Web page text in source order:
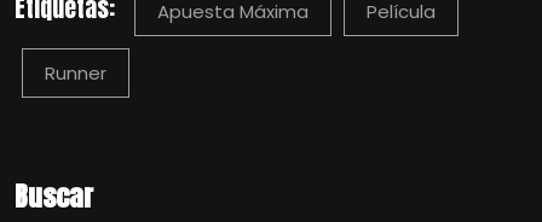
Apuesta Máxima Película
Runner
Buscar